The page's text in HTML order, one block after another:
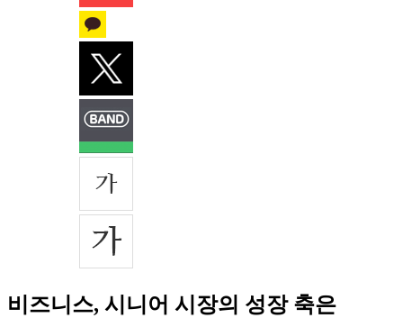
비즈니스, 시니어 시장의 성장 축은